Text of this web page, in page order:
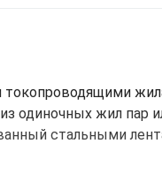
одиночных жил пар
стальными